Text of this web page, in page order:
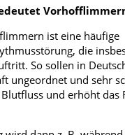
ist eine häufige
die
So sollen in
ungeordnet und sehr
und erhöht das